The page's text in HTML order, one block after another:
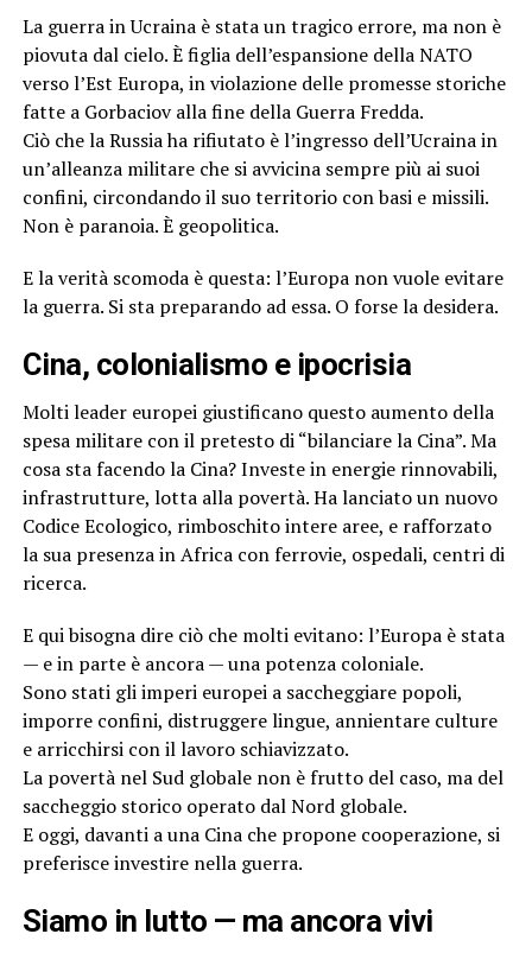
La guerra in Ucraina è stata un tragico errore, ma non è
piovuta dal cielo. È figlia dell’espansione della NATO
verso l’Est Europa, in violazione delle promesse storiche
fatte a Gorbaciov alla fine della Guerra Fredda.
Ciò che la Russia ha rifiutato è l’ingresso dell’Ucraina in
un’alleanza militare che si avvicina sempre più ai suoi
confini, circondando il suo territorio con basi e missili.
Non è paranoia. È geopolitica.
E la verità scomoda è questa: l’Europa non vuole evitare
la guerra. Si sta preparando ad essa. O forse la desidera.
Cina, colonialismo e ipocrisia
Molti leader europei giustificano questo aumento della
spesa militare con il pretesto di “bilanciare la Cina”. Ma
cosa sta facendo la Cina? Investe in energie rinnovabili,
infrastrutture, lotta alla povertà. Ha lanciato un nuovo
Codice Ecologico, rimboschito intere aree, e rafforzato
la sua presenza in Africa con ferrovie, ospedali, centri di
ricerca.
E qui bisogna dire ciò che molti evitano: l’Europa è stata
— e in parte è ancora — una potenza coloniale.
Sono stati gli imperi europei a saccheggiare popoli,
imporre confini, distruggere lingue, annientare culture
e arricchirsi con il lavoro schiavizzato.
La povertà nel Sud globale non è frutto del caso, ma del
saccheggio storico operato dal Nord globale.
E oggi, davanti a una Cina che propone cooperazione, si
preferisce investire nella guerra.
Siamo in lutto — ma ancora vivi